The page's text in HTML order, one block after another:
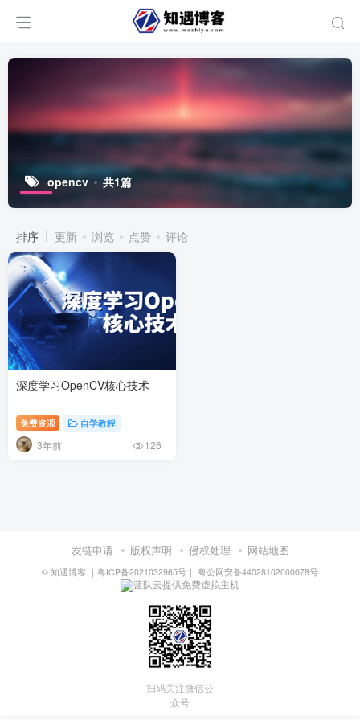
opencv 共1篇
排序 更新 浏览 点赞 评论
深度学习OpenCV核心技术
免费资源 自学教程
3年前 126
友链申请 版权声明 侵权处理 网站地图
© 知遇博客 ｜ 粤ICP备2021032965号 ｜ 粤公网安备44028102000078号
蓝队云提供免费虚拟主机
扫码关注微信公
众号